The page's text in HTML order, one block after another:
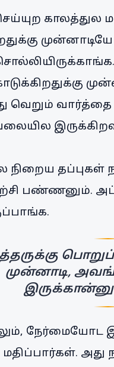
காலத்துல
வெறும்
தப்புகள்
பண்ணனும்.
முன்னாடி,
நேர்மையோட
மதிப்பார்கள்.